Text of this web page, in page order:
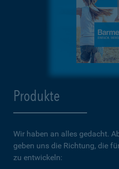
Produkte
Wir haben an alles gedacht.
geben uns die Richtung, die
zu entwickeln: